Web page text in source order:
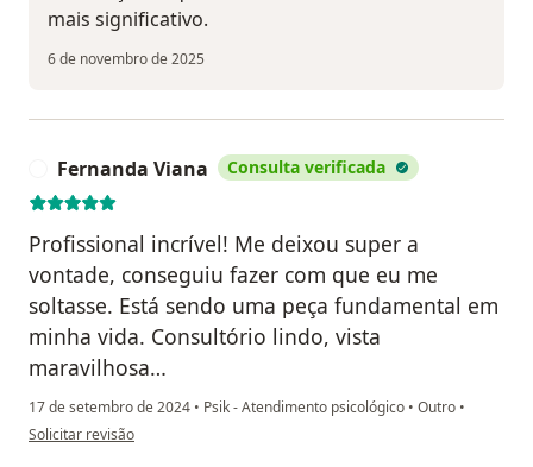
mais significativo.
6 de novembro de 2025
Fernanda Viana Consulta verificada
Profissional incrível! Me deixou super a
vontade, conseguiu fazer com que eu me
soltasse. Está sendo uma peça fundamental em
minha vida. Consultório lindo, vista
maravilhosa…
17 de setembro de 2024 • Psik - Atendimento psicológico • Outro •
na opinião do utilizador Fernanda Viana
Solicitar revisão